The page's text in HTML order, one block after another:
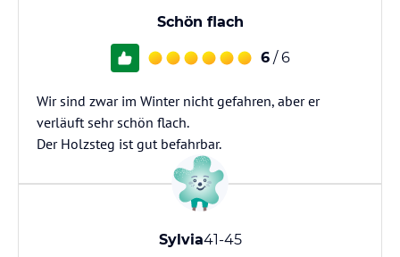
Schön flach
6 / 6
Wir sind zwar im Winter nicht gefahren, aber er
verläuft sehr schön flach.
Der Holzsteg ist gut befahrbar.
Sylvia41-45